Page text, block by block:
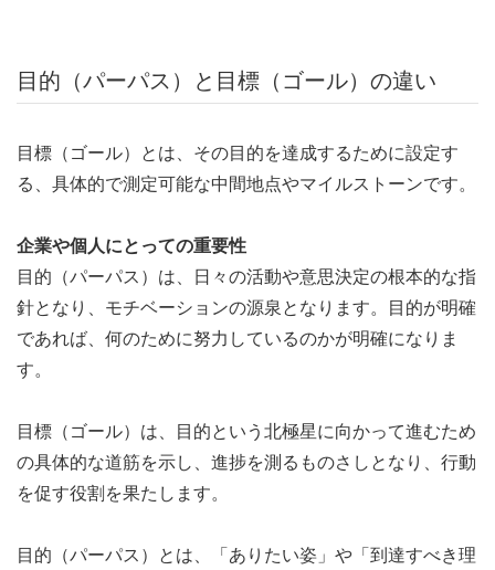
目的（パーパス）と目標（ゴール）の違い
目標（ゴール）とは、その目的を達成するために設定す
る、具体的で測定可能な中間地点やマイルストーンです。
企業や個人にとっての重要性
目的（パーパス）は、日々の活動や意思決定の根本的な指
針となり、モチベーションの源泉となります。目的が明確
であれば、何のために努力しているのかが明確になりま
す。
目標（ゴール）は、目的という北極星に向かって進むため
の具体的な道筋を示し、進捗を測るものさしとなり、行動
を促す役割を果たします。
目的（パーパス）とは、「ありたい姿」や「到達すべき理